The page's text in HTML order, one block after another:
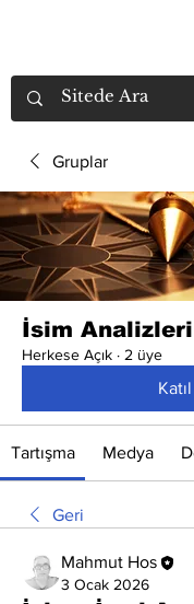
Gruplar
İsim Analizleri
Herkese Açık · 2 üye
Katıl
Tartışma Medya
Geri
Mahmut Hos
3 Ocak 2026